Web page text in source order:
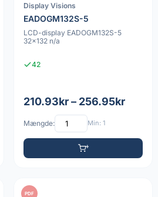
Display Visions
EADOGM132S-5
LCD-display EADOGM132S-5
32x132 n/a
42
210.93kr – 256.95kr
Mængde: Min: 1
PDF